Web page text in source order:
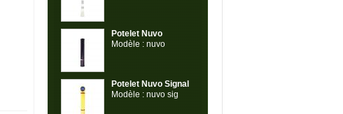
Potelet Nuvo
Modèle : nuvo
Potelet Nuvo Signal
Modèle : nuvo sig